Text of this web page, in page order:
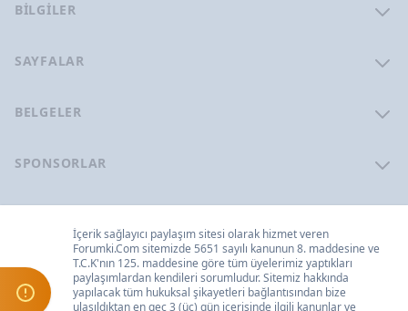
BILGILER
SAYFALAR
BELGELER
SPONSORLAR
İçerik sağlayıcı paylaşım sitesi olarak hizmet veren
Forumki.Comsitemizde 5651 sayılı kanunun 8. maddesine ve
T.C.K'nın 125. maddesine göre tüm üyelerimiz yaptıkları
paylaşımlardan kendileri sorumludur. Sitemiz hakkında
yapılacak tüm hukuksal şikayetleri bağlantısından bize
ulaşıldıktan en geç 3 (üç) gün içerisinde ilgili kanunlar ve